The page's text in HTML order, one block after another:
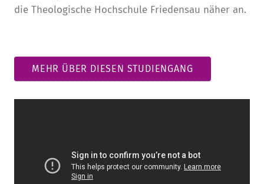
die Theologische Hochschule Friedensau näher an.
MEHR ÜBER DIESEN STUDIENGANG